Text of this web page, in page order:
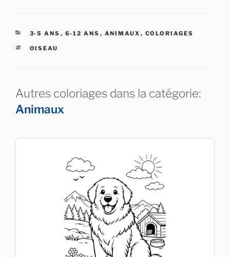
CATÉGORIES
3-5 ANS , 6-12 ANS , ANIMAUX , COLORIAGES
ÉTIQUETTES
OISEAU
Autres coloriages dans la catégorie:
Animaux